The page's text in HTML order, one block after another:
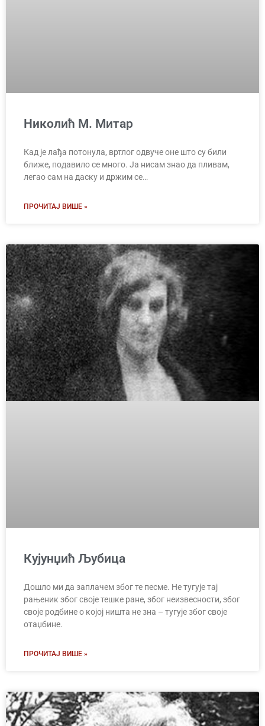
Николић М. Митар
Кад је лађа потонула, вртлог одвуче оне што су били
ближе, подавило се много. Ја нисам знао да пливам,
легао сам на даску и држим се…
ПРОЧИТАЈ ВИШЕ »
Кујунџић Љубица
Дошло ми да заплачем због те песме. Не тугује тај
рањеник због своје тешке ране, због неизвесности, због
своје родбине о којој ништа не зна – тугује због своје
отаџбине.
ПРОЧИТАЈ ВИШЕ »